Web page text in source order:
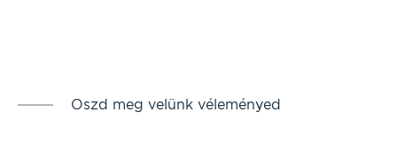
Oszd meg velünk véleményed